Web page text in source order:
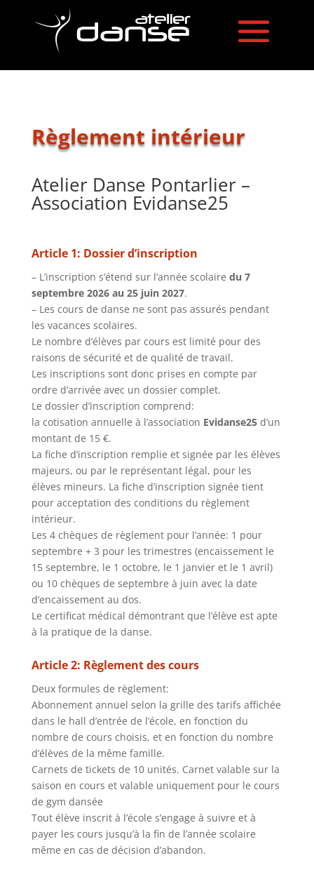
Règlement intérieur
Atelier Danse Pontarlier –
Association Evidanse25
Article 1: Dossier d’inscription
– L’inscription s’étend sur l’année scolaire du 7
septembre 2026 au 25 juin 2027.
– Les cours de danse ne sont pas assurés pendant
les vacances scolaires.
Le nombre d’élèves par cours est limité pour des
raisons de sécurité et de qualité de travail.
Les inscriptions sont donc prises en compte par
ordre d’arrivée avec un dossier complet.
Le dossier d’inscription comprend:
la cotisation annuelle à l’association Evidanse25d’un
montant de 15 €.
La fiche d’inscription remplie et signée par les élèves
majeurs, ou par le représentant légal, pour les
élèves mineurs. La fiche d’inscription signée tient
pour acceptation des conditions du règlement
intérieur.
Les 4 chèques de règlement pour l’année: 1 pour
septembre + 3 pour les trimestres (encaissement le
15 septembre, le 1 octobre, le 1 janvier et le 1 avril)
ou 10 chèques de septembre à juin avec la date
d’encaissement au dos.
Le certificat médical démontrant que l’élève est apte
à la pratique de la danse.
Article 2: Règlement des cours
Deux formules de règlement:
Abonnement annuel selon la grille des tarifs affichée
dans le hall d’entrée de l’école, en fonction du
nombre de cours choisis, et en fonction du nombre
d’élèves de la même famille.
Carnets de tickets de 10 unités. Carnet valable sur la
saison en cours et valable uniquement pour le cours
de gym dansée
Tout élève inscrit à l’école s’engage à suivre et à
payer les cours jusqu’à la fin de l’année scolaire
même en cas de décision d’abandon.